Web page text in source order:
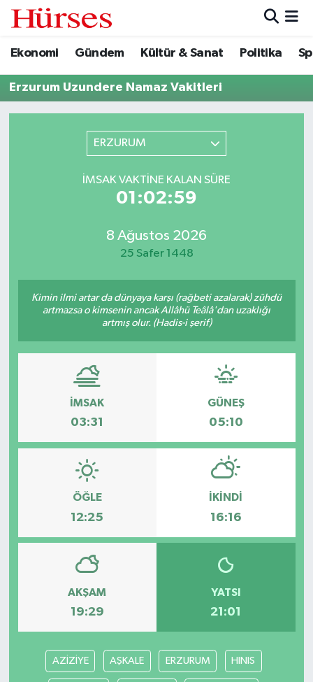
Ekonomi Gündem Kültür & Sanat Politika
Erzurum Uzundere Namaz Vakitleri
ERZURUM
İMSAK VAKTINE KALAN SÜRE
01:02:59
8 Ağustos 2026
25 Safer 1448
Kimin ilmi artar da dünyaya karşı (rağbeti azalarak) zühdü
artmazsa o kimsenin ancak Allâhü Teâlâ'dan uzaklığı
artmış olur. (Hadis-i şerif)
İMSAK
03:31
GÜNEŞ
05:10
ÖĞLE
12:25
İKINDI
16:16
AKŞAM
19:29
YATSI
21:01
AZİZİYE AŞKALE ERZURUM HINIS
Ekonomi
Gündem
Hava Durumu
Trafik Durumu
Tüm Manşetler
Son Dakika Haberleri